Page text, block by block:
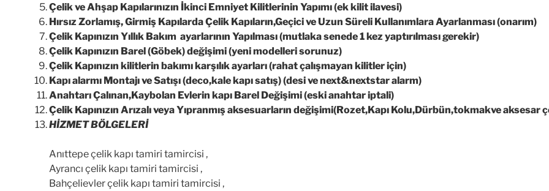
Çelik ve Ahşap Kapılarınızın İkinci Emniyet Kilitlerinin Yapımı (ek kilit ilavesi)
Hırsız Zorlamış, Girmiş Kapılarda Çelik Kapıların,Geçici ve Uzun Süreli Kullanımlara Ayarlanması (onarım)
Çelik Kapınızın Yıllık Bakım ayarlarının Yapılması (mutlaka senede 1 kez yaptırılması gerekir)
Çelik Kapınızın Barel (Göbek) değişimi (yeni modelleri sorunuz)
Çelik Kapınızın kilitlerin bakımı karşılık ayarları (rahat çalışmayan kilitler için)
Kapı alarmı Montajı ve Satışı (deco,kale kapı satış) (desi ve next&nextstar alarm)
Anahtarı Çalınan,Kaybolan Evlerin kapı Barel Değişimi (eski anahtar iptali)
Çelik Kapınızın Arızalı veya Yıpranmış aksesuarların değişimi(Rozet,Kapı Kolu,Dürbün,tokmakve aksesar
HİZMET BÖLGELERİ
Anıttepe çelik kapı tamiri tamircisi ,
Ayrancı çelik kapı tamiri tamircisi ,
Bahçelievler çelik kapı tamiri tamircisi ,